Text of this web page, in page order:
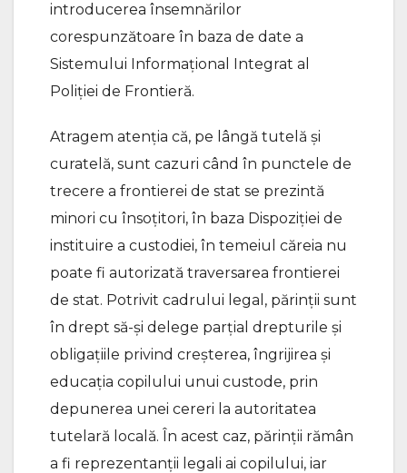
introducerea însemnărilor
corespunzătoare în baza de date a
Sistemului Informaţional Integrat al
Poliţiei de Frontieră.
Atragem atenția că, pe lângă tutelă și
curatelă, sunt cazuri când în punctele de
trecere a frontierei de stat se prezintă
minori cu însoțitori, în baza Dispoziției de
instituire a custodiei, în temeiul căreia nu
poate fi autorizată traversarea frontierei
de stat. Potrivit cadrului legal, părinții sunt
în drept să-și delege parțial drepturile și
obligațiile privind creșterea, îngrijirea și
educația copilului unui custode, prin
depunerea unei cereri la autoritatea
tutelară locală. În acest caz, părinții rămân
a fi reprezentanții legali ai copilului, iar